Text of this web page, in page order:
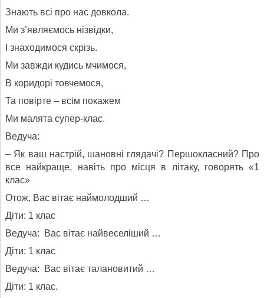
Знають всі про нас довкола.
Ми з’являємось нізвідки,
І знаходимося скрізь.
Ми завжди кудись мчимося,
В коридорі товчемося,
Та повірте – всім покажем
Ми малята супер-клас.
Ведуча:
– Як ваш настрій, шановні глядачі? Першокласний? Про
все найкраще, навіть про місця в літаку, говорять «1
клас»
Отож, Вас вітає наймолодший …
Діти: 1 клас
Ведуча: Вас вітає найвеселіший …
Діти: 1 клас
Ведуча: Вас вітає талановитий …
Діти: 1 клас.